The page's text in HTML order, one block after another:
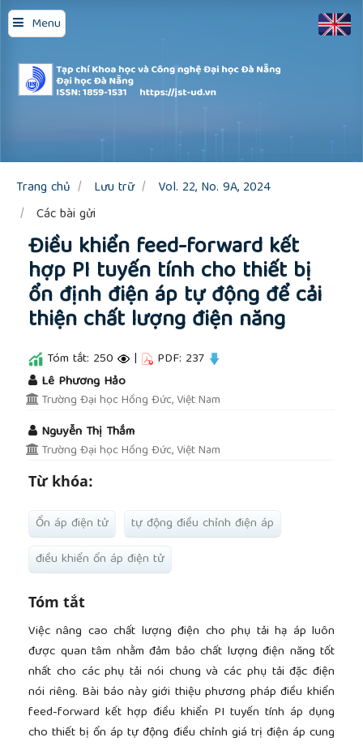
Menu
Quick
jump
to
page
content
Main
Sidebar
Trang chủ Lưu trữ
Vol. 22, No. 9A, 2024
Các bài gửi
Điều khiển feed-forward kết
hợp PI tuyến tính cho thiết bị
ổn định điện áp tự động để cải
thiện chất lượng điện năng
Tóm tắt: 250 | PDF: 237
Lê Phương Hảo
Trường Đại học Hồng Đức, Việt Nam
Nguyễn Thị Thắm
Trường Đại học Hồng Đức, Việt Nam
Từ khóa:
Ổn áp điện tử
tự động điều chỉnh điện áp
điều khiển ổn áp điện tử
Tóm tắt
Việc nâng cao chất lượng điện cho phụ tải hạ áp luôn
được quan tâm nhằm đảm bảo chất lượng điện năng tốt
nhất cho các phụ tải nói chung và các phụ tải đặc điện
nói riêng. Bài báo này giới thiệu phương pháp điều khiển
feed-forward kết hợp điều khiển PI tuyến tính áp dụng
cho thiết bị ổn áp tự động điều chỉnh giá trị điện áp cung